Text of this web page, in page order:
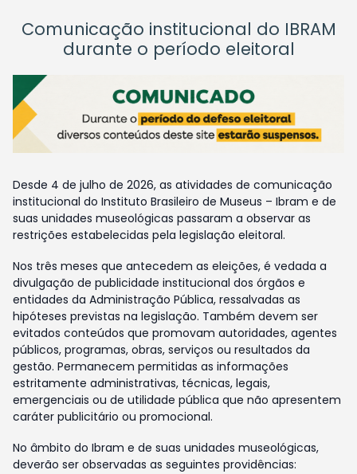
Comunicação institucional do IBRAM
durante o período eleitoral
Desde 4 de julho de 2026, as atividades de comunicação
institucional do Instituto Brasileiro de Museus – Ibram e de
suas unidades museológicas passaram a observar as
restrições estabelecidas pela legislação eleitoral.
Nos três meses que antecedem as eleições, é vedada a
divulgação de publicidade institucional dos órgãos e
entidades da Administração Pública, ressalvadas as
hipóteses previstas na legislação. Também devem ser
evitados conteúdos que promovam autoridades, agentes
públicos, programas, obras, serviços ou resultados da
gestão. Permanecem permitidas as informações
estritamente administrativas, técnicas, legais,
emergenciais ou de utilidade pública que não apresentem
caráter publicitário ou promocional.
No âmbito do Ibram e de suas unidades museológicas,
deverão ser observadas as seguintes providências: